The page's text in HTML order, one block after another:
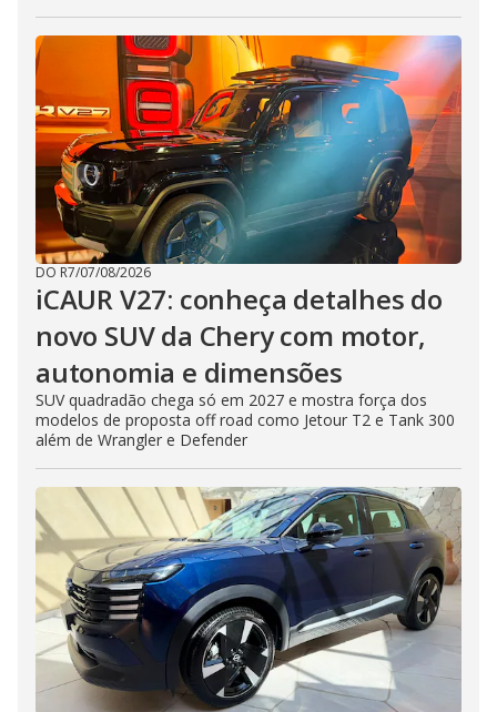
DO R7/07/08/2026
iCAUR V27: conheça detalhes do
novo SUV da Chery com motor,
autonomia e dimensões
SUV quadradão chega só em 2027 e mostra força dos
modelos de proposta off road como Jetour T2 e Tank 300
além de Wrangler e Defender